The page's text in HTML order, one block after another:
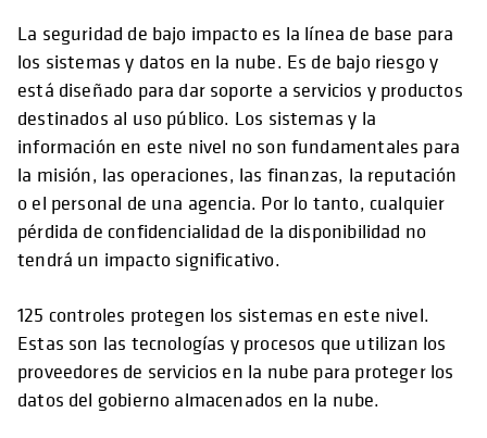
La seguridad de bajo impacto es la línea de base para
los sistemas y datos en la nube. Es de bajo riesgo y
está diseñado para dar soporte a servicios y productos
destinados al uso público. Los sistemas y la
información en este nivel no son fundamentales para
la misión, las operaciones, las finanzas, la reputación
o el personal de una agencia. Por lo tanto, cualquier
pérdida de confidencialidad de la disponibilidad no
tendrá un impacto significativo.
125 controles protegen los sistemas en este nivel.
Estas son las tecnologías y procesos que utilizan los
proveedores de servicios en la nube para proteger los
datos del gobierno almacenados en la nube.